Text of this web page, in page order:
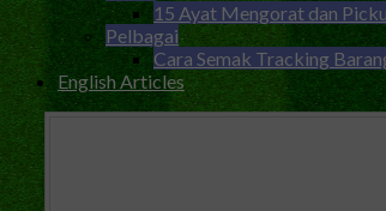
15 Ayat Mengorat dan
Pelbagai
Cara Semak Tracking
English Articles